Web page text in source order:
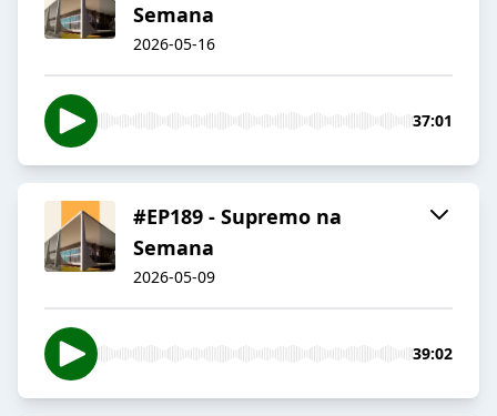
Semana
2026-05-16
37:01
#EP189 - Supremo na
Semana
2026-05-09
39:02